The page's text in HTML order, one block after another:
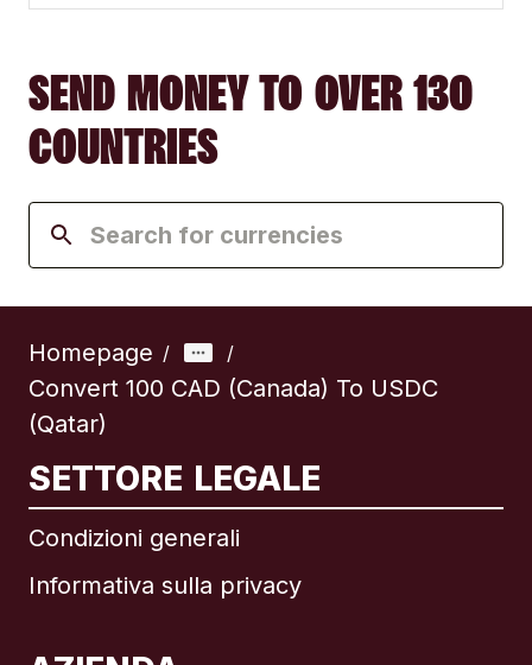
SEND MONEY TO OVER 130
COUNTRIES
Homepage / /
Convert 100 CAD (Canada) To USDC
(Qatar)
SETTORE LEGALE
Condizioni generali
Informativa sulla privacy